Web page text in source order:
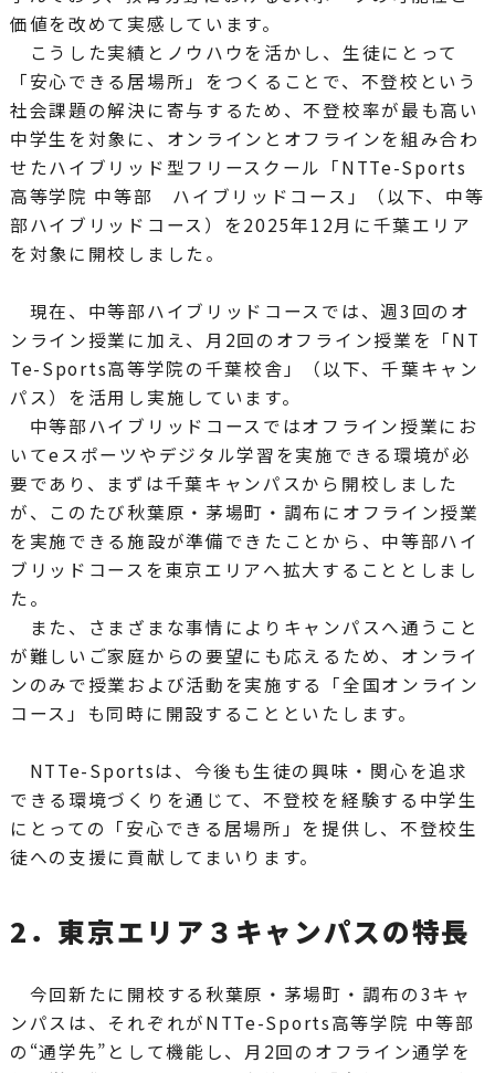
価値を改めて実感しています。
こうした実績とノウハウを活かし、生徒にとって
「安心できる居場所」をつくることで、不登校という
社会課題の解決に寄与するため、不登校率が最も高い
中学生を対象に、オンラインとオフラインを組み合わ
せたハイブリッド型フリースクール「NTTe-Sports
高等学院 中等部 ハイブリッドコース」（以下、中等
部ハイブリッドコース）を2025年12月に千葉エリア
を対象に開校しました。
現在、中等部ハイブリッドコースでは、週3回のオ
ンライン授業に加え、月2回のオフライン授業を「NT
Te-Sports高等学院の千葉校舎」（以下、千葉キャン
パス）を活用し実施しています。
中等部ハイブリッドコースではオフライン授業にお
いてeスポーツやデジタル学習を実施できる環境が必
要であり、まずは千葉キャンパスから開校しました
が、このたび秋葉原・茅場町・調布にオフライン授業
を実施できる施設が準備できたことから、中等部ハイ
ブリッドコースを東京エリアへ拡大することとしまし
た。
また、さまざまな事情によりキャンパスへ通うこと
が難しいご家庭からの要望にも応えるため、オンライ
ンのみで授業および活動を実施する「全国オンライン
コース」も同時に開設することといたします。
NTTe-Sportsは、今後も生徒の興味・関心を追求
できる環境づくりを通じて、不登校を経験する中学生
にとっての「安心できる居場所」を提供し、不登校生
徒への支援に貢献してまいります。
2．東京エリア３キャンパスの特長
今回新たに開校する秋葉原・茅場町・調布の3キャ
ンパスは、それぞれがNTTe-Sports高等学院 中等部
の“通学先”として機能し、月2回のオフライン通学を